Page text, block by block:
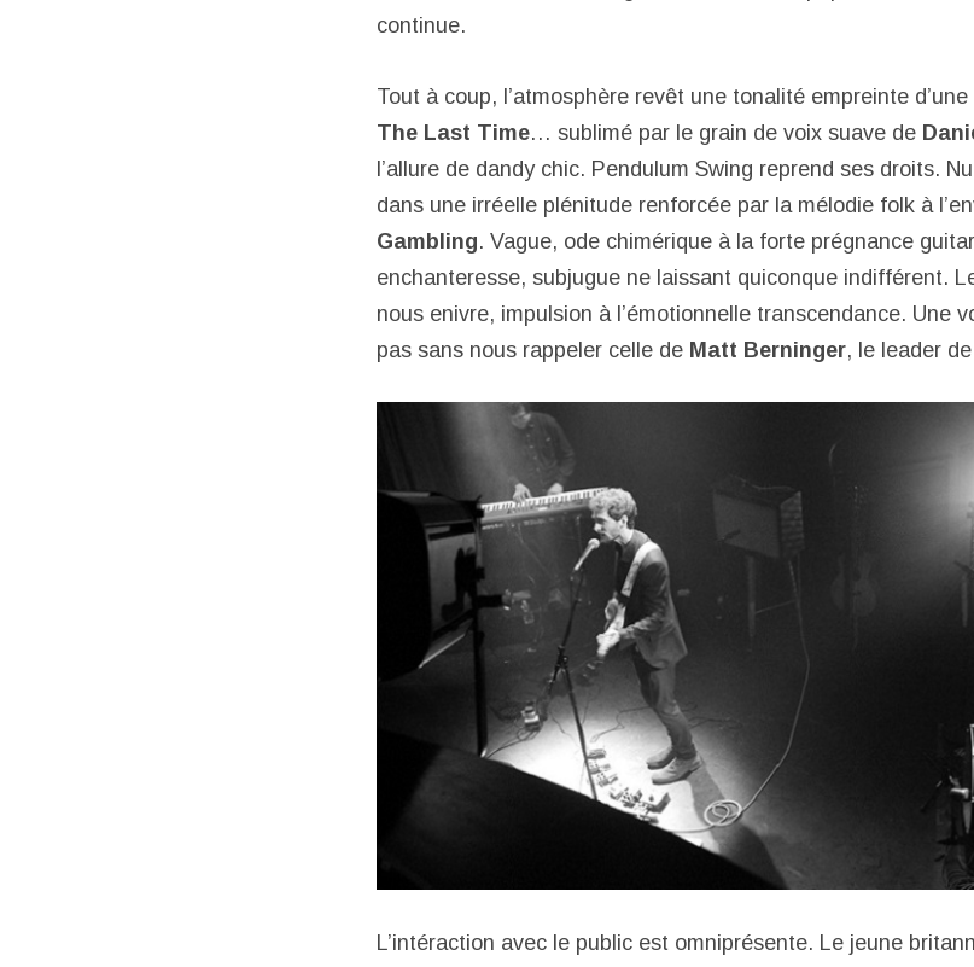
continue.
Tout à coup, l’atmosphère revêt une tonalité empreinte
The Last Time… sublimé par le grain de voix suave de
l’allure de dandy chic. Pendulum Swing reprend ses droits.
dans une irréelle plénitude renforcée par la mélodie folk à
Gambling. Vague, ode chimérique à la forte prégnance
enchanteresse, subjugue ne laissant quiconque indifférent.
nous enivre, impulsion à l’émotionnelle transcendance. Une
pas sans nous rappeler celle de Matt Berninger, le leader de
L’intéraction avec le public est omniprésente. Le jeune